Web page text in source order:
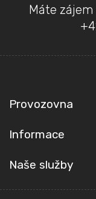
a
Máte
Provozovna
Informace
Naše služby